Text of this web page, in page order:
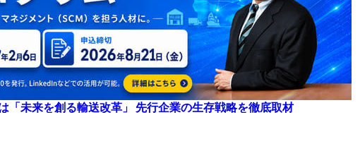
「未来を創る輸送改革」 先行企業の生存戦略を徹底取材